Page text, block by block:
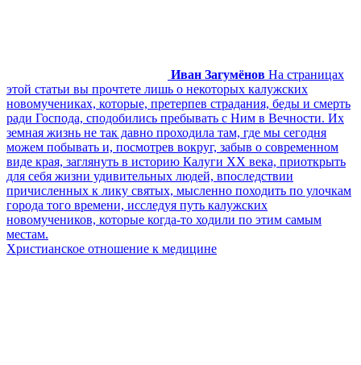
Иван Загумёнов На страницах
этой статьи вы прочтете лишь о некоторых калужских
новомучениках, которые, претерпев страдания, беды и смерть
ради Господа, сподобились пребывать с Ним в Вечности. Их
земная жизнь не так давно проходила там, где мы сегодня
можем побывать и, посмотрев вокруг, забыв о современном
виде края, заглянуть в историю Калуги XX века, приоткрыть
для себя жизни удивительных людей, впоследствии
причисленных к лику святых, мысленно походить по улочкам
города того времени, исследуя путь калужских
новомучеников, которые когда-то ходили по этим самым
местам.
Христианское отношение к медицине